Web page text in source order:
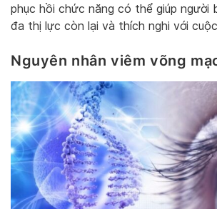
phục hồi chức năng có thể giúp người
đa thị lực còn lại và thích nghi với
Nguyên nhân viêm võng